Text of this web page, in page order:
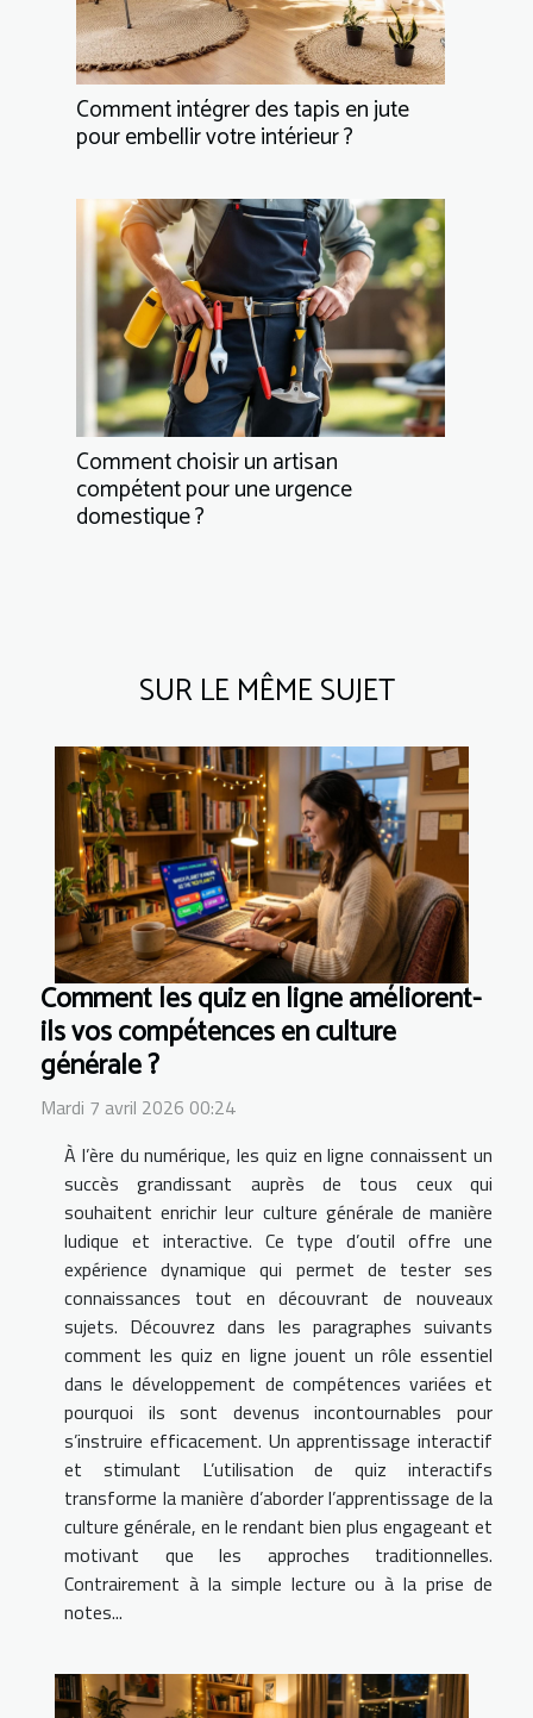
Comment intégrer des tapis en jute
pour embellir votre intérieur ?
Comment choisir un artisan
compétent pour une urgence
domestique ?
SUR LE MÊME SUJET
Comment les quiz en ligne améliorent-
ils vos compétences en culture
générale ?
Mardi 7 avril 2026 00:24
À l’ère du numérique, les quiz en ligne connaissent un
succès grandissant auprès de tous ceux qui
souhaitent enrichir leur culture générale de manière
ludique et interactive. Ce type d’outil offre une
expérience dynamique qui permet de tester ses
connaissances tout en découvrant de nouveaux
sujets. Découvrez dans les paragraphes suivants
comment les quiz en ligne jouent un rôle essentiel
dans le développement de compétences variées et
pourquoi ils sont devenus incontournables pour
s’instruire efficacement. Un apprentissage interactif
et stimulant L’utilisation de quiz interactifs
transforme la manière d’aborder l’apprentissage de la
culture générale, en le rendant bien plus engageant et
motivant que les approches traditionnelles.
Contrairement à la simple lecture ou à la prise de
notes...